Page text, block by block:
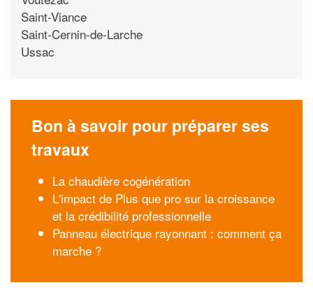
Saint-Viance
Saint-Cernin-de-Larche
Ussac
Bon à savoir pour préparer ses
travaux
La chaudière cogénération
L'impact de Plus que pro sur la croissance
et la crédibilité professionnelle
Panneau électrique rayonnant : comment ça
marche ?